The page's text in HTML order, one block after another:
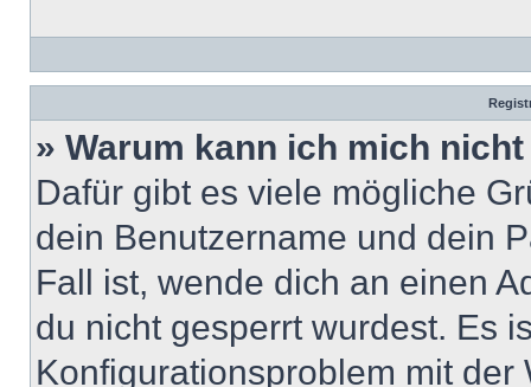
» Warum kann ich mich
Dafür gibt es viele mögliche
dein Benutzername und dein
Fall ist, wende dich an einen
du nicht gesperrt wurdest. Es
Konfigurationsproblem mit